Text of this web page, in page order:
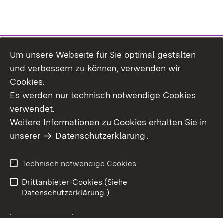
Themenübersicht
Barrierefreiheit
Um unsere Webseite für Sie optimal gestalten
und verbessern zu können, verwenden wir
Cookies.
Es werden nur technisch notwendige Cookies
verwendet.
Weitere Informationen zu Cookies erhalten Sie in
unserer
Datenschutzerklärung.
Technisch notwendige Cookies
Drittanbieter-Cookies (Siehe
Datenschutzerklärung.)